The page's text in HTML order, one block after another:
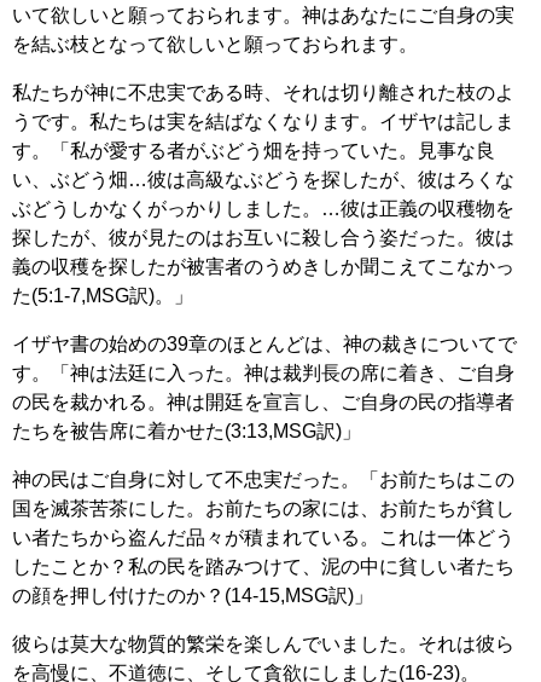
いて欲しいと願っておられます。神はあなたにご自身の実
を結ぶ枝となって欲しいと願っておられます。
私たちが神に不忠実である時、それは切り離された枝のよ
うです。私たちは実を結ばなくなります。イザヤは記しま
す。「私が愛する者がぶどう畑を持っていた。見事な良
い、ぶどう畑…彼は高級なぶどうを探したが、彼はろくな
ぶどうしかなくがっかりしました。…彼は正義の収穫物を
探したが、彼が見たのはお互いに殺し合う姿だった。彼は
義の収穫を探したが被害者のうめきしか聞こえてこなかっ
た(5:1-7,MSG訳)。」
イザヤ書の始めの39章のほとんどは、神の裁きについてで
す。「神は法廷に入った。神は裁判長の席に着き、ご自身
の民を裁かれる。神は開廷を宣言し、ご自身の民の指導者
たちを被告席に着かせた(3:13,MSG訳)」
神の民はご自身に対して不忠実だった。「お前たちはこの
国を滅茶苦茶にした。お前たちの家には、お前たちが貧し
い者たちから盗んだ品々が積まれている。これは一体どう
したことか？私の民を踏みつけて、泥の中に貧しい者たち
の顔を押し付けたのか？(14-15,MSG訳)」
彼らは莫大な物質的繁栄を楽しんでいました。それは彼ら
を高慢に、不道徳に、そして貪欲にしました(16-23)。